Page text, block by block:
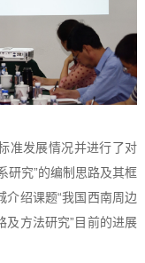
准发展情况并进行了对
研究”的编制思路及其框
绍课题“我国西南周边
及方法研究”目前的进展